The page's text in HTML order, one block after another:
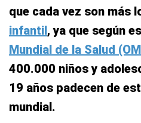
que cada vez son más
infantil, ya que según
Mundial de la Salud
400.000 niños y
19 años padecen de
mundial.